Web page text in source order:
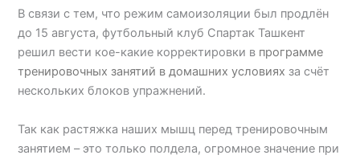
В связи с тем, что режим самоизоляции был продлён
до 15 августа, футбольный клуб Спартак Ташкент
решил вести кое-какие корректировки в программе
тренировочных занятий в домашних условияхза счёт
нескольких блоков упражнений.
Так как растяжка наших мышц перед тренировочным
занятием – это только полдела, огромное значение при